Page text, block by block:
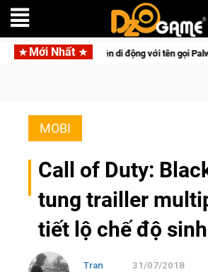
Mới Nhất
sinh tồn lên di động với tên gọi Palworld
MOBI
Call of Duty:
tung trailler
tiết lộ chế độ
Tran
31/07/2018